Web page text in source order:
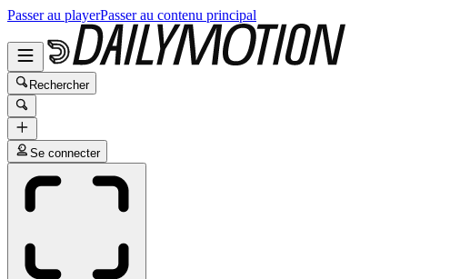
Passer au playerPasser au contenu principal
Rechercher
Se connecter